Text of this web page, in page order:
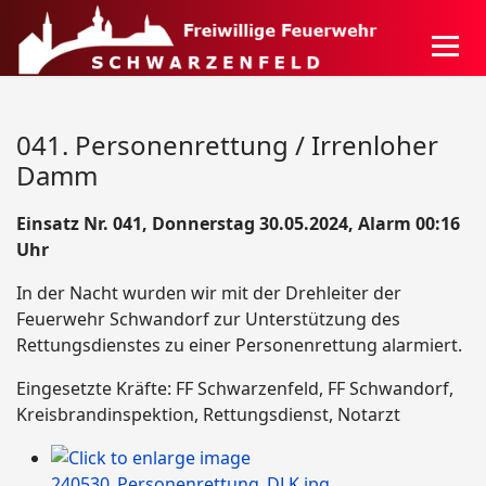
041. Personenrettung / Irrenloher
Damm
Einsatz Nr. 041, Donnerstag 30.05.2024, Alarm 00:16
Uhr
In der Nacht wurden wir mit der Drehleiter der
Feuerwehr Schwandorf zur Unterstützung des
Rettungsdienstes zu einer Personenrettung alarmiert.
Eingesetzte Kräfte: FF Schwarzenfeld, FF Schwandorf,
Kreisbrandinspektion, Rettungsdienst, Notarzt